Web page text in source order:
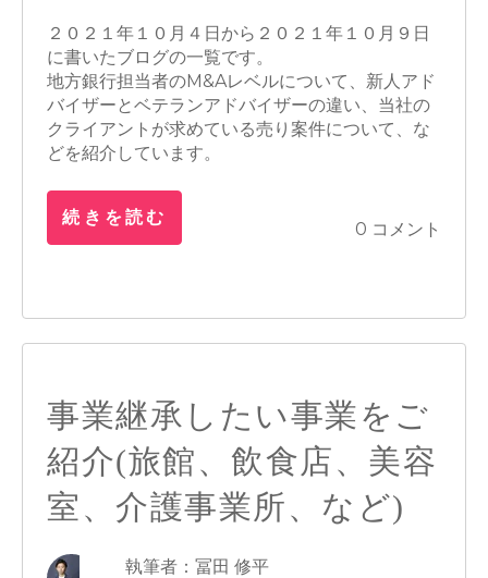
２０２１年１０月４日から２０２１年１０月９日
に書いたブログの一覧です。
地方銀行担当者のM&Aレベルについて、新人アド
バイザーとベテランアドバイザーの違い、当社の
クライアントが求めている売り案件について、な
どを紹介しています。
続きを読む
0 コメント
事業継承したい事業をご
紹介(旅館、飲食店、美容
室、介護事業所、など)
執筆者：冨田 修平